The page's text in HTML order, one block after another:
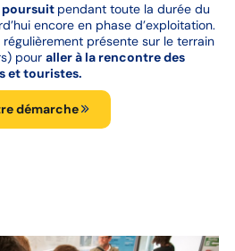
poursuit pendant toute la durée du
encore en phase d’exploitation.
présente sur le terrain
pour aller à la rencontre des
et touristes.
démarche